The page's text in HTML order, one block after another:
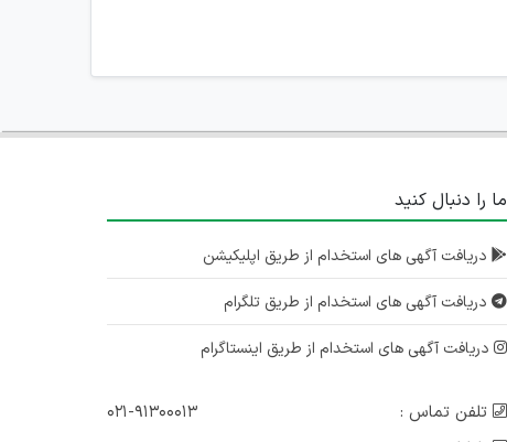
ما را دنبال کنید
دریافت آگهی های استخدام از طریق اپلیکیشن
دریافت آگهی های استخدام از طریق تلگرام
دریافت آگهی های استخدام از طریق اینستاگرام
تلفن تماس :
۰۲۱-۹۱۳۰۰۰۱۳